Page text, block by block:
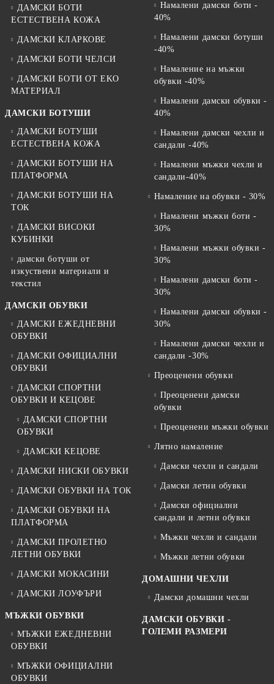
ДАМСКИ БОТИ
ЕСТЕСТВЕНА КОЖА
ДАМСКИ КЛАРКОВЕ
ДАМСКИ БОТИ ЧЕЛСИ
ДАМСКИ БОТИ ОТ EKO
МАТЕРИАЛ
ДАМСКИ БОТУШИ
ДАМСКИ БОТУШИ
ЕСТЕСТВЕНА КОЖА
ДАМСКИ БОТУШИ НА
ПЛАТФОРМА
ДАМСКИ БОТУШИ НА
ТОК
ДАМСКИ ВИСОКИ
КУБИНКИ
дамски ботуши от
изкуствени материали и
текстил
ДАМСКИ ОБУВКИ
ДАМСКИ ЕЖЕДНЕВНИ
ОБУВКИ
ДАМСКИ ОФИЦИАЛНИ
ОБУВКИ
ДАМСКИ СПОРТНИ
ОБУВКИ И КЕЦОВЕ
ДАМСКИ СПОРТНИ
ОБУВКИ
ДАМСКИ КЕЦОВЕ
ДАМСКИ НИСКИ ОБУВКИ
ДАМСКИ ОБУВКИ НА ТОК
ДАМСКИ ОБУВКИ НА
ПЛАТФОРМА
ДАМСКИ ПРОЛЕТНО
ЛЕТНИ ОБУВКИ
ДАМСКИ МОКАСИНИ
ДАМСКИ ЛОУФЪРИ
МЪЖКИ ОБУВКИ
МЪЖКИ ЕЖЕДНЕВНИ
ОБУВКИ
МЪЖКИ ОФИЦИАЛНИ
ОБУВКИ
Намалени дамски боти -
40%
Намалени дамски ботуши
-40%
Намаление на мъжки
обувки -40%
Намалени дамски обувки -
40%
Намалени дамски чехли и
сандали -40%
Намалени мъжки чехли и
сандали-40%
Намаление на обувки - 30%
Намалени мъжки боти -
30%
Намалени мъжки обувки -
30%
Намалени дамски боти -
30%
Намалени дамски обувки -
30%
Намалени дамски чехли и
сандали -30%
Преоценени обувки
Преоценени дамски
обувки
Преоценени мъжки обувки
Лятно намаление
Дамски чехли и сандали
Дамски летни обувки
Дамски официални
сандали и летни обувки
Мъжки чехли и сандали
Мъжки летни обувки
ДОМАШНИ ЧЕХЛИ
Дамски домашни чехли
ДАМСКИ ОБУВКИ -
ГОЛЕМИ РАЗМЕРИ